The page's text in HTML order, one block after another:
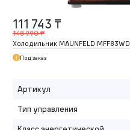
111 743 ₸
148 990 ₸
Холодильник MAUNFELD MFF83WD
Под заказ
Артикул
Тип управления